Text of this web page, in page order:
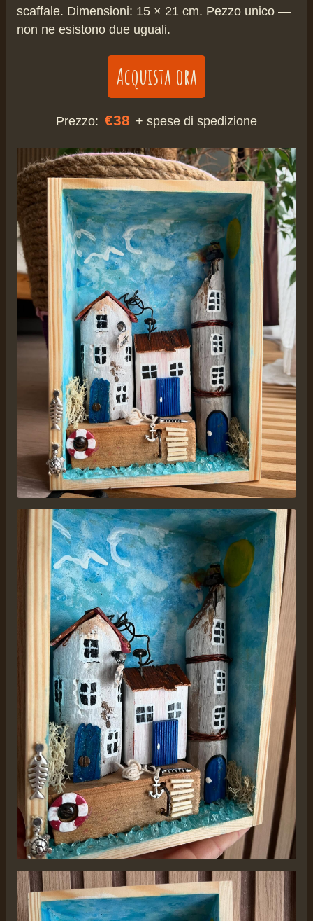
scaffale. Dimensioni: 15 × 21 cm. Pezzo unico —
non ne esistono due uguali.
Acquista ora
Prezzo: €38 + spese di spedizione